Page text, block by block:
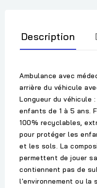
Description
Ambulance avec
arrière du véhicule
Longueur du véhicule
enfants de 1 à 5 ans.
100% recyclables,
pour protéger les
et les sols. La
permettent de jouer
contiennent pas de
l'environnement ou la